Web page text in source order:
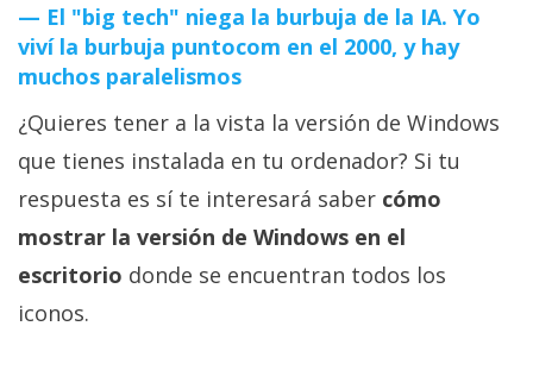
Sistemas
operativos
Profesional
+
temas
El "big tech" niega la burbuja de la IA. Yo
viví la burbuja puntocom en el 2000, y hay
muchos paralelismos
¿Quieres tener a la vista la versión de Windows
que tienes instalada en tu ordenador? Si tu
respuesta es sí te interesará saber cómo
mostrar la versión de Windows en el
escritorio donde se encuentran todos los
iconos.